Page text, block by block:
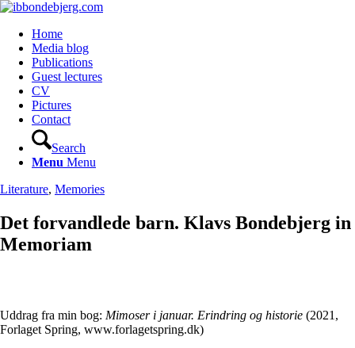
Home
Media blog
Publications
Guest lectures
CV
Pictures
Contact
Search
Menu Menu
Literature, Memories
Det forvandlede barn. Klavs Bondebjerg in
Memoriam
Uddrag fra min bog: Mimoser i januar. Erindring og historie (2021,
Forlaget Spring, www.forlagetspring.dk)